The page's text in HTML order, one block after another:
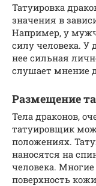
Татуировка
значения в
Например, у
силу человека. У
нее сильная
слушает мнение
Размещение
Тела драконов,
татуировщик
положениях.
наносятся на
человека.
поверхность